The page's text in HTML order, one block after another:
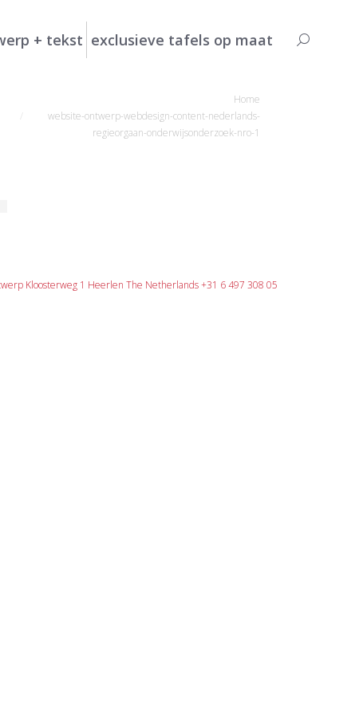
+ tekst exclusieve tafels op maat Search:
Home
website-ontwerp-webdesign-content-nederlands-
regieorgaan-onderwijsonderzoek-nro-1
Kloosterweg 1 Heerlen The Netherlands +31 6 497 308 05